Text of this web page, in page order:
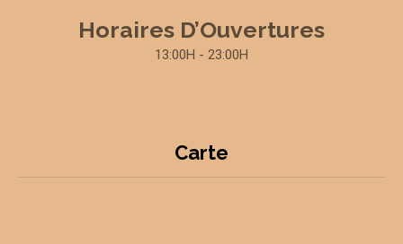
Horaires D’Ouvertures
13:00H - 23:00H
Carte